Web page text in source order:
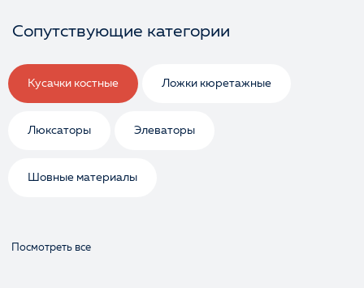
Сопутствующие категории
Кусачки костные Ложки кюретажные
Люксаторы Элеваторы
Шовные материалы
Посмотреть все